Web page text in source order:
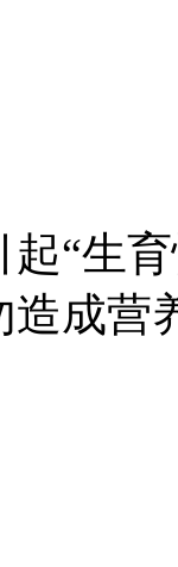
生育
成营